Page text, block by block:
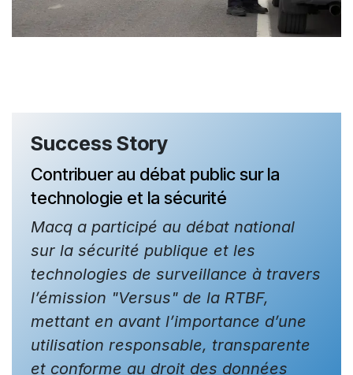
Success Story
Contribuer au débat public sur la
technologie et la sécurité​
Macq a participé au débat national
sur la sécurité publique et les
technologies de surveillance à travers
l’émission "Versus" de la RTBF,
mettant en avant l’importance d’une
utilisation responsable, transparente
et conforme au droit des données